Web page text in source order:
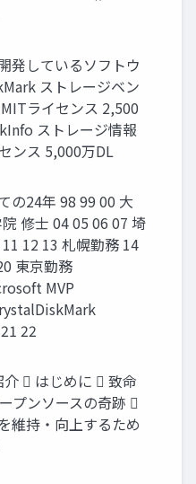
発しているソフトウ
ストレージベン
ライセンス 2,500
ストレージ情報
ンス 5,000万DL
の24年 98 99 00 大
修士 04 05 06 07 埼
12 13 札幌勤務 14
東京勤務
MVP
22
 はじめに  致命
プンソースの奇跡 
維持・向上するため